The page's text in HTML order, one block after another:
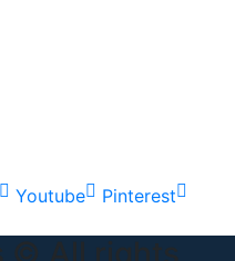
Youtube
Pinterest